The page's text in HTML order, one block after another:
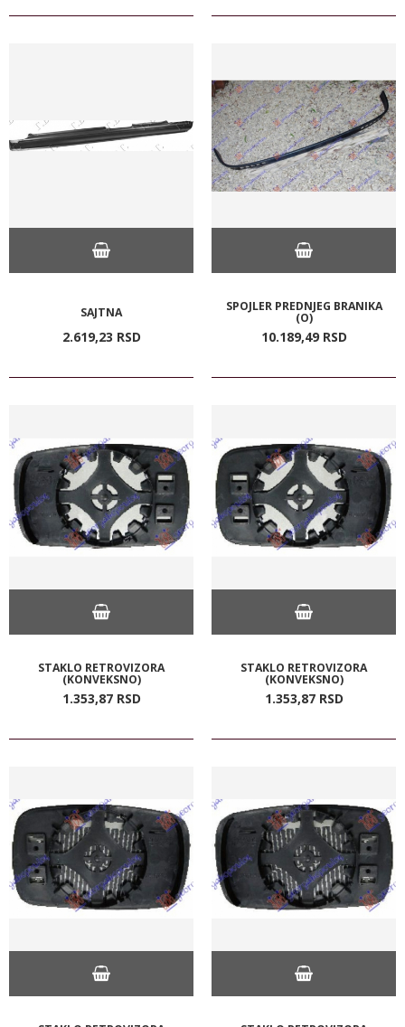
SAJTNA
2.619,23 RSD
SPOJLER PREDNJEG BRANIKA
(O)
10.189,49 RSD
STAKLO RETROVIZORA
(KONVEKSNO)
1.353,87 RSD
STAKLO RETROVIZORA
(KONVEKSNO)
1.353,87 RSD